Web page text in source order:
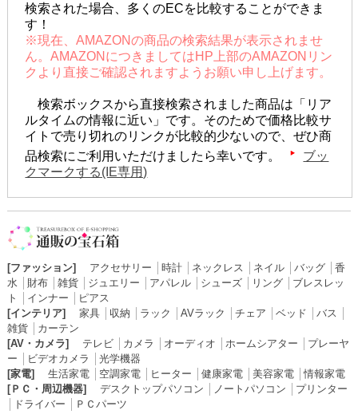
検索された場合、多くのECを比較することができま
す！
※現在、AMAZONの商品の検索結果が表示されませ
ん。AMAZONにつきましてはHP上部のAMAZONリン
クより直接ご確認されますようお願い申し上げます。
検索ボックスから直接検索されました商品は「リア
ルタイムの情報に近い」です。そのためで価格比較サ
イトで売り切れのリンクが比較的少ないので、ぜひ商
品検索にご利用いただけましたら幸いです。
ブッ
クマークする(IE専用)
[ファッション] アクセサリー 時計│ ネックレス ネイル│ バッグ│ 香
水
財布│ 雑貨│ ジュエリー アパレル│ シューズ│ リング│ ブレスレッ
ト
インナー
ピアス
[インテリア]
家具│ 収納 ラック AVラック チェア ベッド バス
雑貨│ カーテン
[AV・カメラ]
テレビ│ カメラ オーディオ ホームシアター
プレーヤ
ー
ビデオカメラ
光学機器
[家電]
生活家電│ 空調家電│ ヒーター 健康家電│ 美容家電│情報家電
[ＰＣ・周辺機器]
デスクトップパソコン ノートパソコン
プリンター
ドライバー
ＰＣパーツ